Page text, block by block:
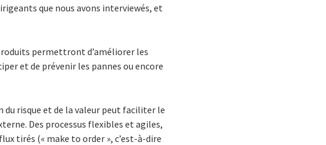
que nous avons interviewés, et
permettront d’améliorer les
et de prévenir les pannes ou encore
risque et de la valeur peut faciliter le
Des processus flexibles et agiles,
tirés (« make to order », c’est-à-dire